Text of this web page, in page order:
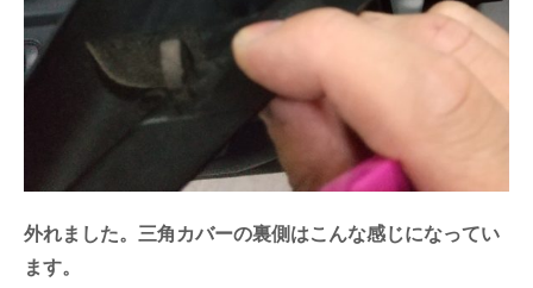
外れました。三角カバーの裏側はこんな感じになってい
ます。